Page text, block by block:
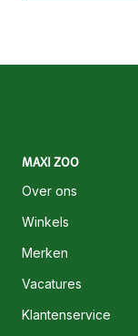
MAXI ZOO
Over ons
Winkels
Merken
Vacatures
Klantenservice